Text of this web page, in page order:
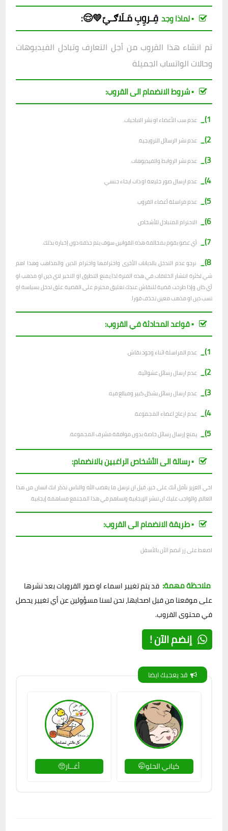
▪︎ لماذا وجد قِـروِبِمَـلَاګـيّ💛😌:
تم انشاء هذا القروب من أجل التعارف وتبادل الفيديوهات
وحالات الواتساب الجميلة
▪︎ شروط الانضمام الى القروب:
1)_
عدم سب الأعضاء او نشر الاباحيات.
2)_ عدم نشر الرسائل الترويجية.
3)_ عدم نشر الروابط والفيديوهات.
4)_ عدم ارسال صور خليعة او ذات ايحاء جنسي.
5)_ عدم مراسلة أعضاء القروب.
6)_ الاحترام المتبادل للأشخاص.
7)_ أي عضو يقوم بمخالفة هذه القوانين سوف يتم حذفه دون إخباره بذلك.
8)_
نرجو عدم التدخل بالديانات الأخرى واحترامها واحترام الدين والمذاهب وهذا اهم
شي لكثرة انتشار الخلافات في هذه الفترة لذا يمنع التطرق او التحيز لاي دين او مذهب او
أي كان وإذا طرحت قضية للنقاش عندك تعليق محترم على القضية علق تدخل بسياسة او
تسب دين او مذهب معين تحذف فورا.
▪︎ قواعد المحادثة في القروب:
1)_
عدم المراسلة اثناء وجود نقاش.
2)_ عدم ارسال رسائل عشوائية.
3)_ عدم ارسال رسائل بشكل كبير ومبالغ فيه.
4)_ عدم ازعاج اعضاء المجموعة.
5)_ يمنع إرسال رسائل خاصة بدون موافقة مشرف المجموعة.
▪︎ رسالة الى الأشخاص الراغبين بالانضمام:
اخي العزيز نأمل أنك على خير، قبل ان ترسل ما يغضب الله والناس تذكر انك انسان من هذا
العالم، والواجب عليك ان تنشر الإيجابية وتساهم في هذا المجتمع مساهمة إيجابية.
▪︎ طريقة الانضمام الى القروب:
اضغط على زر انضم الآن بالأسفل
ملاحظة مهمة: قد يتم تغيير اسماء او صور القروبات بعد نشرها
على موقعنا من قبل اصحابها، نحن لسنا مسؤولين عن أي تغيير يحصل
في محتوى القروب.
إنضم الآن !
قد يعجبك ايضا
كياني الحلو🤭 أغــار🥺